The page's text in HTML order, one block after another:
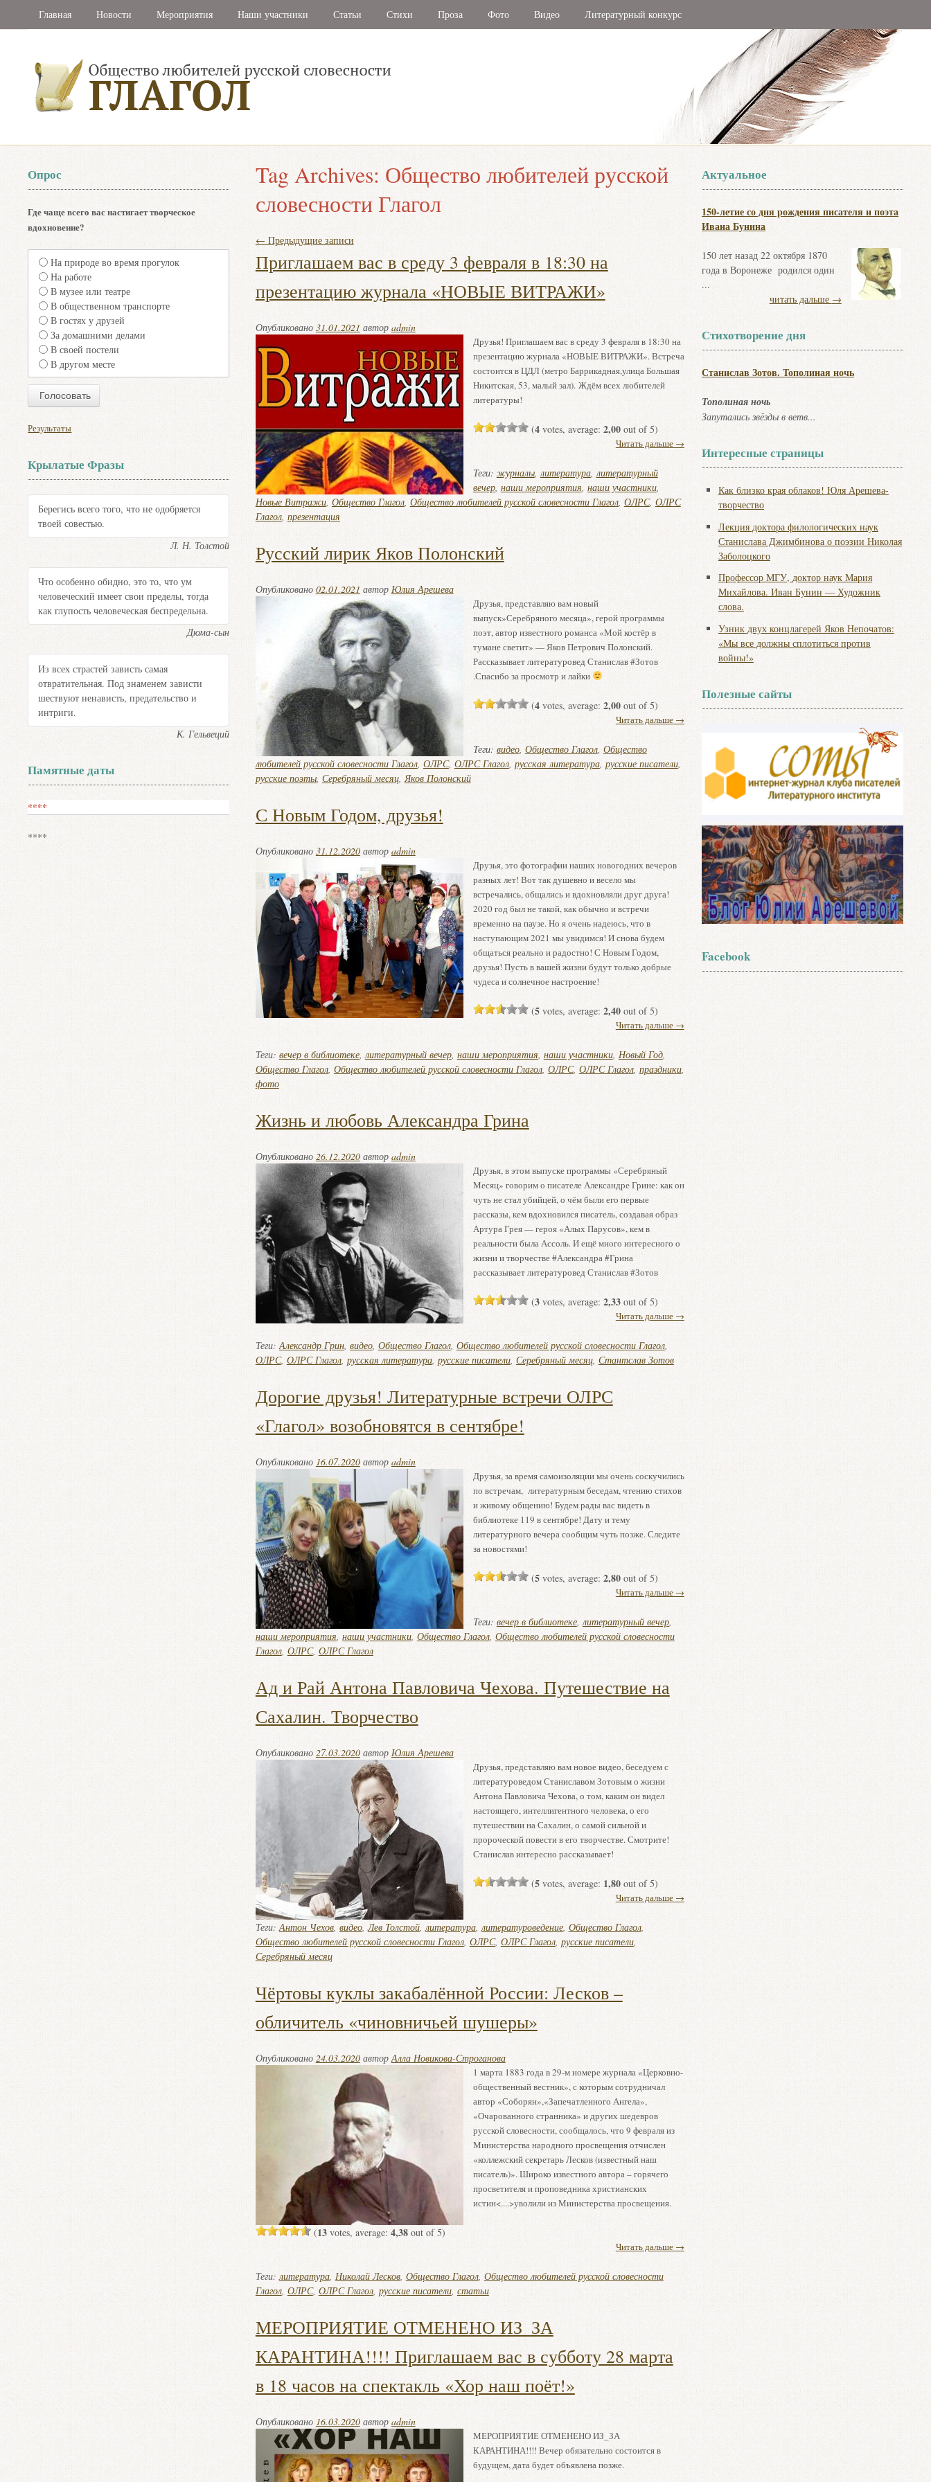
Главная Новости Мероприятия Наши участники Статьи Стихи Проза Фото Видео Литературный конкурс
Tag Archives: Общество любителей русской
словесности Глагол
← Предыдущие записи
Приглашаем вас в среду 3 февраля в 18:30 на
презентацию журнала «НОВЫЕ ВИТРАЖИ»
Опубликовано 31.01.2021 автор admin
Друзья! Приглашаем вас в среду 3 февраля в 18:30 на
презентацию журнала «НОВЫЕ ВИТРАЖИ». Встреча
состоится в ЦДЛ (метро Баррикадная,улица Большая
Никитская, 53, малый зал). Ждём всех любителей
литературы!
(4votes, average: 2,00out of 5)
Читать дальше →
Теги: журналы,литература,литературный
вечер, наши мероприятия, наши участники,
Новые Витражи, Общество Глагол, Общество любителей русской словесности Глагол, ОЛРС, ОЛРС
Глагол, презентация
Русский лирик Яков Полонский
Опубликовано 02.01.2021 автор Юлия Арешева
Друзья, представляю вам новый
выпуск»Серебряного месяца», герой программы
поэт, автор известного романса «Мой костёр в
тумане светит» — Яков Петрович Полонский.
Рассказывает литературовед Станислав #Зотов
.Спасибо за просмотр и лайки
(4votes, average: 2,00out of 5)
Читать дальше →
Теги: видео, Общество Глагол, Общество
любителей русской словесности Глагол, ОЛРС, ОЛРС Глагол, русская литература, русские писатели,
русские поэты, Серебряный месяц,Яков Полонский
С Новым Годом, друзья!
Опубликовано 31.12.2020автор admin
Друзья, это фотографии наших новогодних вечеров
разных лет! Вот так душевно и весело мы
встречались, общались и вдохновляли друг друга!
2020 год был не такой, как обычно и встречи
временно на паузе. Но я очень надеюсь, что в
наступающим 2021 мы увидимся! И снова будем
общаться реально и радостно! С Новым Годом,
друзья! Пусть в вашей жизни будут только добрые
чудеса и солнечное настроение!
(5votes, average: 2,40out of 5)
Читать дальше →
Теги: вечер в библиотеке,литературный вечер, наши мероприятия, наши участники, Новый Год,
Общество Глагол, Общество любителей русской словесности Глагол, ОЛРС, ОЛРС Глагол, праздники,
фото
Жизнь и любовь Александра Грина
Опубликовано 26.12.2020автор admin
Друзья, в этом выпуске программы «Серебряный
Месяц» говорим о писателе Александре Грине: как он
чуть не стал убийцей, о чём были его первые
рассказы, кем вдохновился писатель, создавая образ
Артура Грея — героя «Алых Парусов», кем в
реальности была Ассоль. И ещё много интересного о
жизни и творчестве #Александра #Грина
рассказывает литературовед Станислав #Зотов
(3votes, average: 2,33out of 5)
Читать дальше →
Теги:Александр Грин, видео, Общество Глагол, Общество любителей русской словесности Глагол,
ОЛРС, ОЛРС Глагол, русская литература, русские писатели, Серебряный месяц, Стантслав Зотов
Дорогие друзья! Литературные встречи ОЛРС
«Глагол» возобновятся в сентябре!
Опубликовано 16.07.2020автор admin
Друзья, за время самоизоляции мы очень соскучились
по встречам, литературным беседам, чтению стихов
и живому общению! Будем рады вас видеть в
библиотеке 119 в сентябре! Дату и тему
литературного вечера сообщим чуть позже. Следите
за новостями!
(5votes, average: 2,80out of 5)
Читать дальше →
Теги: вечер в библиотеке,литературный вечер,
наши мероприятия, наши участники, Общество Глагол, Общество любителей русской словесности
Глагол, ОЛРС, ОЛРС Глагол
Ад и Рай Антона Павловича Чехова. Путешествие на
Сахалин. Творчество
Опубликовано 27.03.2020автор Юлия Арешева
Друзья, представляю вам новое видео, беседуем с
литературоведом Станиславом Зотовым о жизни
Антона Павловича Чехова, о том, каким он видел
настоящего, интеллигентного человека, о его
путешествии на Сахалин, о самой сильной и
пророческой повести в его творчестве. Смотрите!
Станислав интересно рассказывает!
(5votes, average: 1,80out of 5)
Читать дальше →
Теги:Антон Чехов, видео,Лев Толстой,литература,литературоведение, Общество Глагол,
Общество любителей русской словесности Глагол, ОЛРС, ОЛРС Глагол, русские писатели,
Серебряный месяц
Чёртовы куклы закабалённой России: Лесков –
обличитель «чиновничьей шушеры»
Опубликовано 24.03.2020авторАлла Новикова-Строганова
1 марта 1883 года в 29-м номере журнала «Церковно-
общественный вестник», с которым сотрудничал
автор «Соборян»,«Запечатленного Ангела»,
«Очарованного странника» и других шедевров
русской словесности, сообщалось, что 9 февраля из
Министерства народного просвещения отчислен
«коллежский секретарь Лесков (известный наш
писатель)». Широко известного автора – горячего
просветителя и проповедника христианских
истин<....>уволили из Министерства просвещения.
(13votes, average: 4,38out of 5)
Читать дальше →
Теги:литература, Николай Лесков, Общество Глагол, Общество любителей русской словесности
Глагол, ОЛРС, ОЛРС Глагол, русские писатели, статьи
МЕРОПРИЯТИЕ ОТМЕНЕНО ИЗ_ЗА
КАРАНТИНА!!!! Приглашаем вас в субботу 28 марта
в 18 часов на спектакль «Хор наш поёт!»
Опубликовано 16.03.2020автор admin
МЕРОПРИЯТИЕ ОТМЕНЕНО ИЗ_ЗА
КАРАНТИНА!!!! Вечер обязательно состоится в
будущем, дата будет объявлена позже.
Актуальное
150-летие со дня рождения писателя и поэта
Ивана Бунина
150 лет назад 22 октября 1870
года в Воронеже родился один
...
читать дальше →
Стихотворение дня
Станислав Зотов. Тополиная ночь
Тополиная ночь
Запутались звёзды в ветв...
Интересные страницы
Как близко края облаков! Юля Арешева-
творчество
Лекция доктора филологических наук
Станислава Джимбинова о поэзии Николая
Заболоцкого
Профессор МГУ, доктор наук Мария
Михайлова. Иван Бунин — Художник
слова.
Узник двух концлагерей Яков Непочатов:
«Мы все должны сплотиться против
войны!»
Полезные сайты
Facebook
Опрос
Где чаще всего вас настигает творческое
вдохновение?
На природе во время прогулок
На работе
В музее или театре
В общественном транспорте
В гостях у друзей
За домашними делами
В своей постели
В другом месте
Результаты
Крылатые Фразы
Берегись всего того, что не одобряется
твоей совестью.
Л. Н. Толстой
Что особенно обидно, это то, что ум
человеческий имеет свои пределы, тогда
как глупость человеческая беспредельна.
Дюма-сын
Из всех страстей зависть самая
отвратительная. Под знаменем зависти
шествуют ненависть, предательство и
интриги.
К. Гельвеций
Памятные даты
****
****